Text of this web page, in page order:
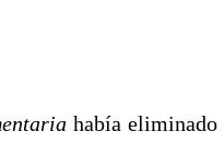
había